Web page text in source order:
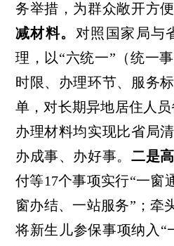
务举措，为群众敞开方
减材料。 对照国家局与
理，以“六统一”（统一
时限、办理环节、服务
单，对长期异地居住人
办理材料均实现比省局
办成事、办好事。 二是
付等17个事项实行“一窗
窗办结、一站服务”；牵
将新生儿参保事项纳入“